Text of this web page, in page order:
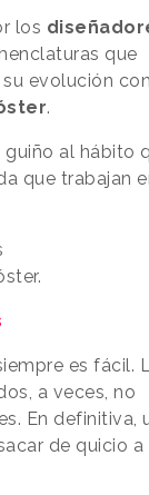
los
que
evolución
.
guiño al hábito
que trabajan
es fácil.
a veces, no
En definitiva,
de quicio a